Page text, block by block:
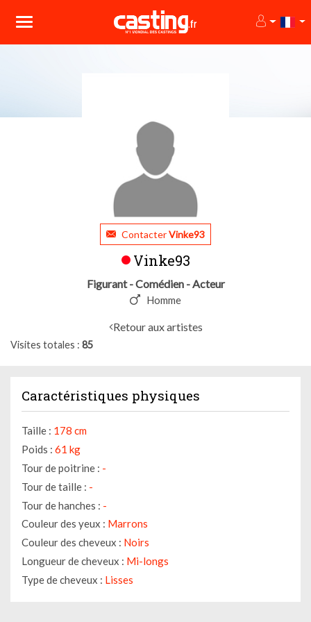
ContacterVinke93
Vinke93
Figurant - Comédien - Acteur
Homme
Retour aux artistes
Visites totales 85
Caractéristiques physiques
Taille : 178 cm
Poids : 61 kg
Tour de poitrine : -
Tour de taille : -
Tour de hanches : -
Couleur des yeux : Marrons
Couleur des cheveux : Noirs
Longueur de cheveux : Mi-longs
Type de cheveux : Lisses
des cookies
utilisons des cookies qui facilitent l'utilisation du site,
la performance et la sécurité du site internet.
nous part de vos préférences de cookies pour chaque